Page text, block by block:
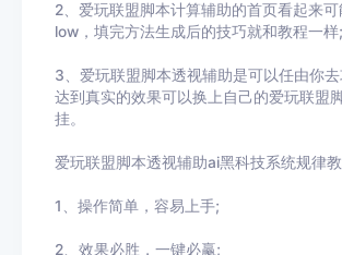
2、 爱玩联盟脚本计算辅助的首页看起来
low ，填完方法生成后的技巧就和教程一样;
3、 爱玩联盟脚本透视辅助是可以任由你
达到真实的效果可以换上自己的爱玩联盟
挂。
爱玩联盟脚本透视辅助ai黑科技系统规律
1、操作简单，容易上手;
2 、效果必胜，一键必赢;